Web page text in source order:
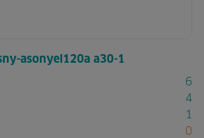
asonyel120a a30-1
6
4
1
0